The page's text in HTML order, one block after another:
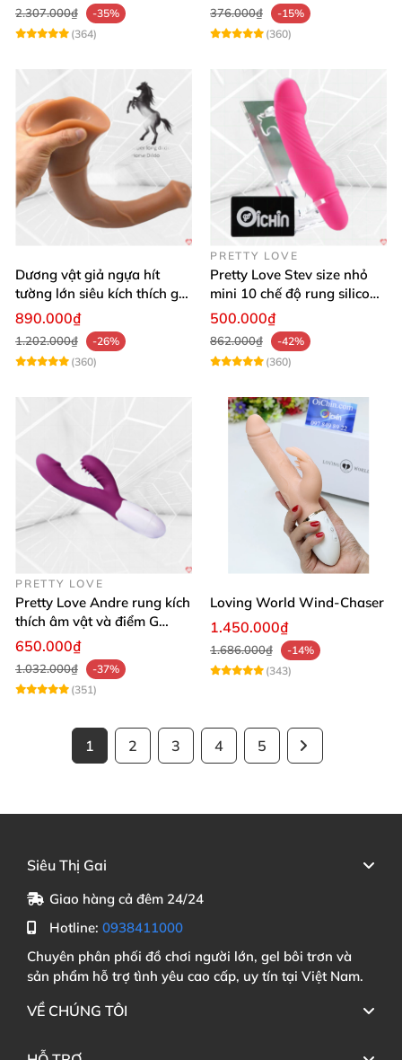
2.307.000₫
-35%
(364)
376.000₫
-15%
(360)
Dương vật giả ngựa hít
tường lớn siêu kích thích gai
nổi
890.000₫
1.202.000₫
-26%
(360)
PRETTY LOVE
Pretty Love Stev size nhỏ
mini 10 chế độ rung silicone
mềm
500.000₫
862.000₫
-42%
(360)
PRETTY LOVE
Pretty Love Andre rung kích
thích âm vật và điểm G
mạnh mẽ
650.000₫
1.032.000₫
-37%
(351)
Loving World Wind-Chaser
1.450.000₫
1.686.000₫
-14%
(343)
1 2 3 4 5
Siêu Thị Gai
Giao hàng cả đêm 24/24
Hotline: 0938411000
Chuyên phân phối đồ chơi người lớn, gel bôi trơn và
sản phẩm hỗ trợ tình yêu cao cấp, uy tín tại Việt Nam.
VỀ CHÚNG TÔI